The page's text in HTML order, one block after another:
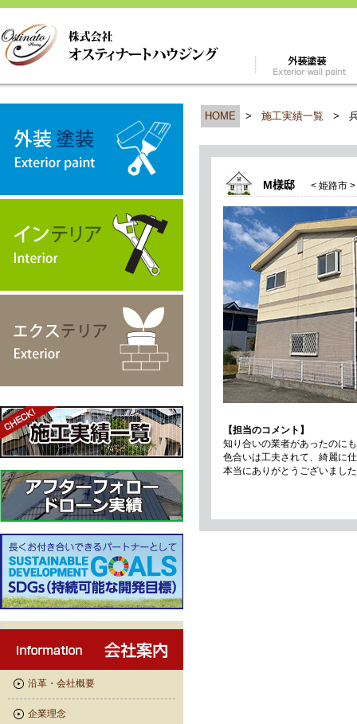
沿革・会社概要
企業理念
HOME > 施工実績一覧 >
M様邸 < 姫路市 >
【担当のコメント】
知り合いの業者があったのに
色合いは工夫されて、綺麗に
本当にありがとうございまし